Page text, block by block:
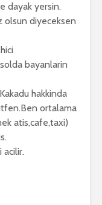
dayak yersin.
olsun diyeceksen
bayanlarin
hakkinda
ortalama
atis,cafe,taxi)
acilir.